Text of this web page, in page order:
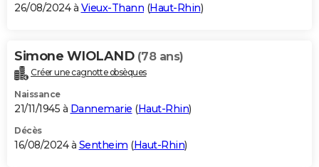
26/08/2024 à Vieux-Thann (Haut-Rhin)
Simone WIOLAND (78 ans)
Créer une cagnotte obsèques
Naissance
21/11/1945 à Dannemarie (Haut-Rhin)
Décès
16/08/2024 à Sentheim (Haut-Rhin)